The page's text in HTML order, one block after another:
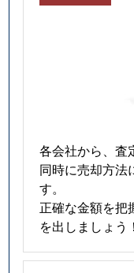
各会社から、査
同時に売却方法
す。
正確な金額を把
を出しましょう！